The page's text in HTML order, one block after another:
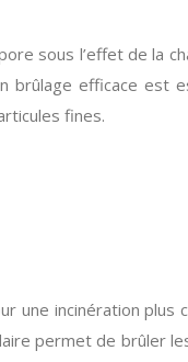
sous l’effet de la
brûlage efficace est
fines.
une incinération plus
permet de brûler